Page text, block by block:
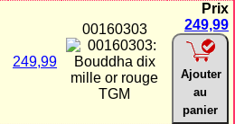
249,99
00160303
Prix
249,99
Ajouter
au
panier